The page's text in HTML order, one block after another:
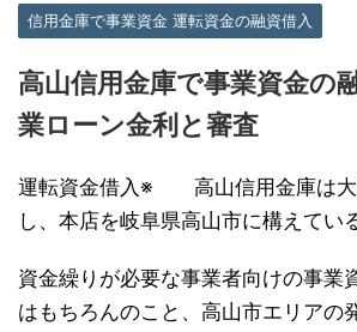
信用金庫で事業資金 運転資金の融資借入
高山信用金庫で事業資金の
業ローン金利と審査
運転資金借入※ 高山信用金庫は大
し、本店を岐阜県高山市に構えてい
資金繰りが必要な事業者向けの事業
はもちろんのこと、高山市エリアの